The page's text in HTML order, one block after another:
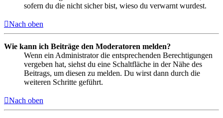
sofern du die nicht sicher bist, wieso du verwarnt wurdest.
Nach oben
Wie kann ich Beiträge den Moderatoren melden?
Wenn ein Administrator die entsprechenden Berechtigungen
vergeben hat, siehst du eine Schaltfläche in der Nähe des
Beitrags, um diesen zu melden. Du wirst dann durch die
weiteren Schritte geführt.
Nach oben